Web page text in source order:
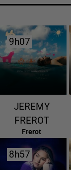
9h07
9h07
JEREMY
FREROT
Frerot
8h57
8h57